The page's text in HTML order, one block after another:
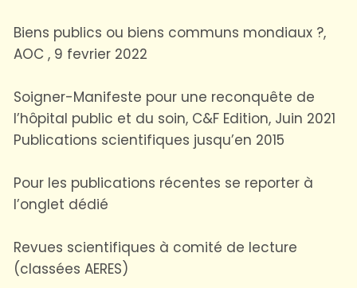
Biens publics ou biens communs mondiaux ?,
AOC , 9 fevrier 2022
Soigner-Manifeste pour une reconquête de
l’hôpital public et du soin, C&F Edition, Juin 2021
Publications scientifiques jusqu’en 2015
Pour les publications récentes se reporter à
l’onglet dédié
Revues scientifiques à comité de lecture
(classées AERES)